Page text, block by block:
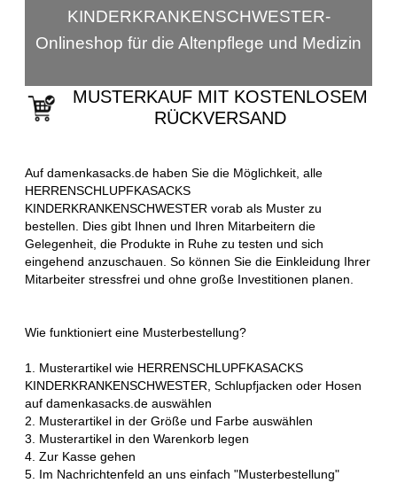
KINDERKRANKENSCHWESTER-
Onlineshop für die Altenpflege und Medizin
MUSTERKAUF MIT KOSTENLOSEM
RÜCKVERSAND
Auf damenkasacks.de haben Sie die Möglichkeit, alle
HERRENSCHLUPFKASACKS
KINDERKRANKENSCHWESTER vorab als Muster zu
bestellen. Dies gibt Ihnen und Ihren Mitarbeitern die
Gelegenheit, die Produkte in Ruhe zu testen und sich
eingehend anzuschauen. So können Sie die Einkleidung Ihrer
Mitarbeiter stressfrei und ohne große Investitionen planen.
Wie funktioniert eine Musterbestellung?
1. Musterartikel wie HERRENSCHLUPFKASACKS
KINDERKRANKENSCHWESTER, Schlupfjacken oder Hosen
auf damenkasacks.de auswählen
2. Musterartikel in der Größe und Farbe auswählen
3. Musterartikel in den Warenkorb legen
4. Zur Kasse gehen
5. Im Nachrichtenfeld an uns einfach "Musterbestellung"